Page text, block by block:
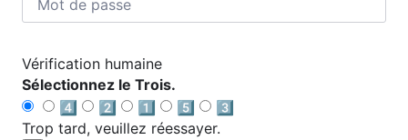
Vérification humaine
Sélectionnez le Trois.
4️⃣
2️⃣ 1️⃣ 5️⃣
3️⃣
Trop tard, veuillez réessayer.